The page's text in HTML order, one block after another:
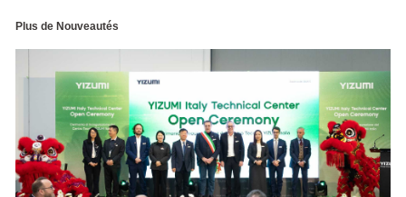
Plus de Nouveautés